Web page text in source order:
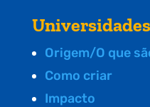
Origem/O que
Como criar
Impacto